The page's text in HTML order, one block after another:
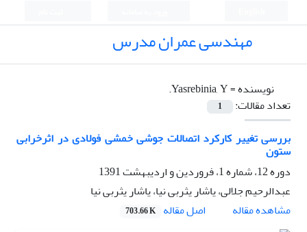
مهندسی عمران مدرس
نویسنده =Yasrebinia, Y.
تعداد مقالات:
1
بررسی تغییر کارکرد اتصالات جوشی خمشی فولادی در اثرخرابی
ستون
دوره 12، شماره 1، فروردین و اردیبهشت 1391
عبدالرحیم جلالی، یاشار یثربی نیا، یاشار یثربی نیا
مشاهده مقاله
اصل مقاله 703.66 K